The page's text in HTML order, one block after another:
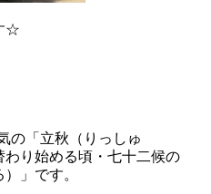
☆
の「立秋（りっしゅ
り始める頃・七十二候の
」です。